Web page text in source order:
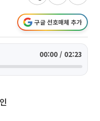
구글 선호매체 추가
00:00 / 02:23